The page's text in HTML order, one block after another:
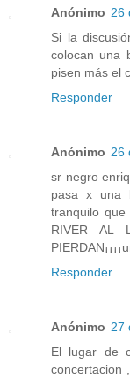
Anónimo 26
Si la
colocan una
pisen más el
Responder
Anónimo 26
sr negro
pasa x una
tranquilo que
RIVER AL
Responder
Anónimo 27
El lugar de
concertacion